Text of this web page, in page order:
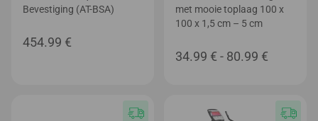
Bevestiging (AT-BSA)
454.99 €
met mooie toplaag 100 x
100 x 1,5 cm – 5 cm
34.99 € - 80.99 €
80.99 €